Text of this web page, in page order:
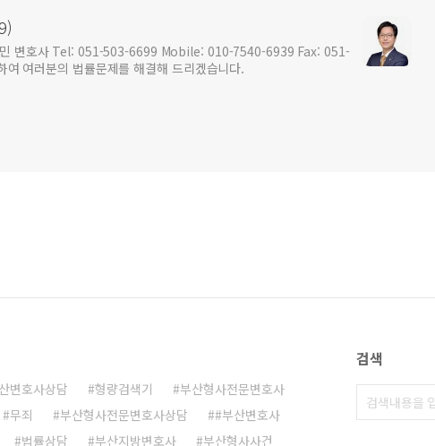
민 변호사 Tel: 051-503-6699 Mobile: 010-7540-6939 Fax: 051-
여러분의 법률문제를 해결해 드리겠습니다.
변호사상담 형량검색기
부산형사전문변호사
무죄 부산형사전문변호사상담
#부산변호사
법률상담 부산지방변호사 부산형사사건
검색